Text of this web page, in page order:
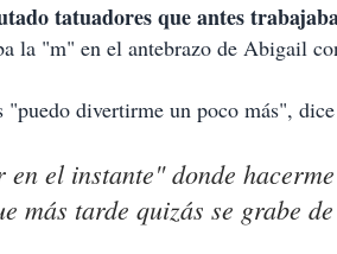
tatuadores que antes
la "m" en el antebrazo de Abigail
"puedo divertirme un poco más",
en el instante" donde
más tarde quizás se grabe